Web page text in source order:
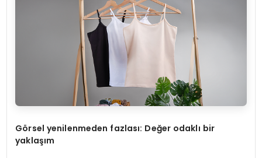
Görsel yenilenmeden fazlası: Değer odaklı bir
yaklaşım